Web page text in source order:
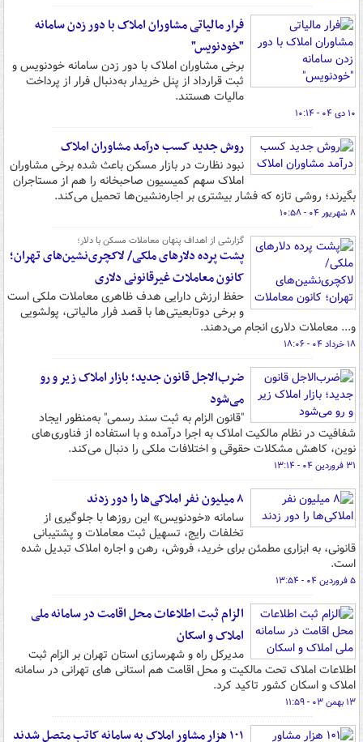
فرار مالیاتی مشاوران املاک با دور زدن سامانه
"خودنویس"
برخی مشاوران املاک با دور زدن سامانه خودنویس و
ثبت قرارداد از پنل خریدار به‌دنبال فرار از پرداخت
مالیات هستند.
۱۰ دی ۰۴ - ۱۰:۱۴
روش جدید کسب درآمد مشاوران املاک
نبود نظارت در بازار مسکن باعث شده برخی مشاوران
املاک سهم کمیسیون صاحبخانه را هم از مستاجران
بگیرند؛ روشی تازه که فشار بیشتری بر اجاره‌نشین‌ها تحمیل می‌کند.
۸ شهریور ۰۴ - ۱۰:۵۸
گزارشی از اهداف پنهان معاملات مسکن با دلار؛
پشت پرده دلارهای ملکی/ لاکچری‌نشین‌های تهران؛
کانون معاملات غیرقانونی دلاری
حفظ ارزش دارایی هدف ظاهری معاملات ملکی است
و برخی دوتابعیتی‌ها با قصد فرار مالیاتی، پولشویی
و... معاملات دلاری انجام می‌دهند.
۱۸ خرداد ۰۴ - ۱۸:۰۶
ضرب‌الاجل قانون جدید؛ بازار املاک زیر و رو
می‌شود
"قانون الزام به ثبت سند رسمی" به‌منظور ایجاد
شفافیت در نظام مالکیت املاک به اجرا درآمده و با استفاده از فناوری‌های
نوین، کاهش مشکلات حقوقی و اختلافات ملکی را دنبال می‌کند.
۳۱ فروردین ۰۴ - ۱۳:۱۴
۸ میلیون نفر املاکی‌ها را دور زدند
سامانه «خودنویس» این روزها با جلوگیری از
تخلفات رایج، تسهیل ثبت معاملات و پشتیبانی
قانونی، به ابزاری مطمئن برای خرید، فروش، رهن و اجاره املاک تبدیل شده
است.
۵ فروردین ۰۴ - ۱۳:۵۴
الزام ثبت اطلاعات محل اقامت در سامانه ملی
املاک و اسکان
مدیرکل راه و شهرسازی استان تهران بر الزام ثبت
اطلاعات املاک تحت مالکیت و محل اقامت هم استانی های تهرانی در سامانه
املاک و اسکان کشور تاکید کرد.
۱۳ بهمن ۰۳ - ۱۱:۵۹
۱۰۱ هزار مشاور املاک به سامانه کاتب متصل شدند